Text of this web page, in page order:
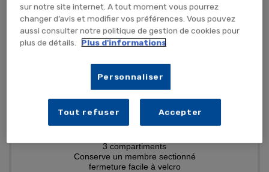
Tap pour zoomer
458,40 €TTC382,00 € HT
3 compartiments
Conserve un membre sectionné
fermeture facile à velcro
sur notre site internet. A tout moment vous pourrez
changer d’avis et modifier vos préférences. Vous pouvez
aussi consulter notre politique de gestion de cookies pour
plus de détails.
Plus d'informations
Personnaliser
Tout refuser Accepter